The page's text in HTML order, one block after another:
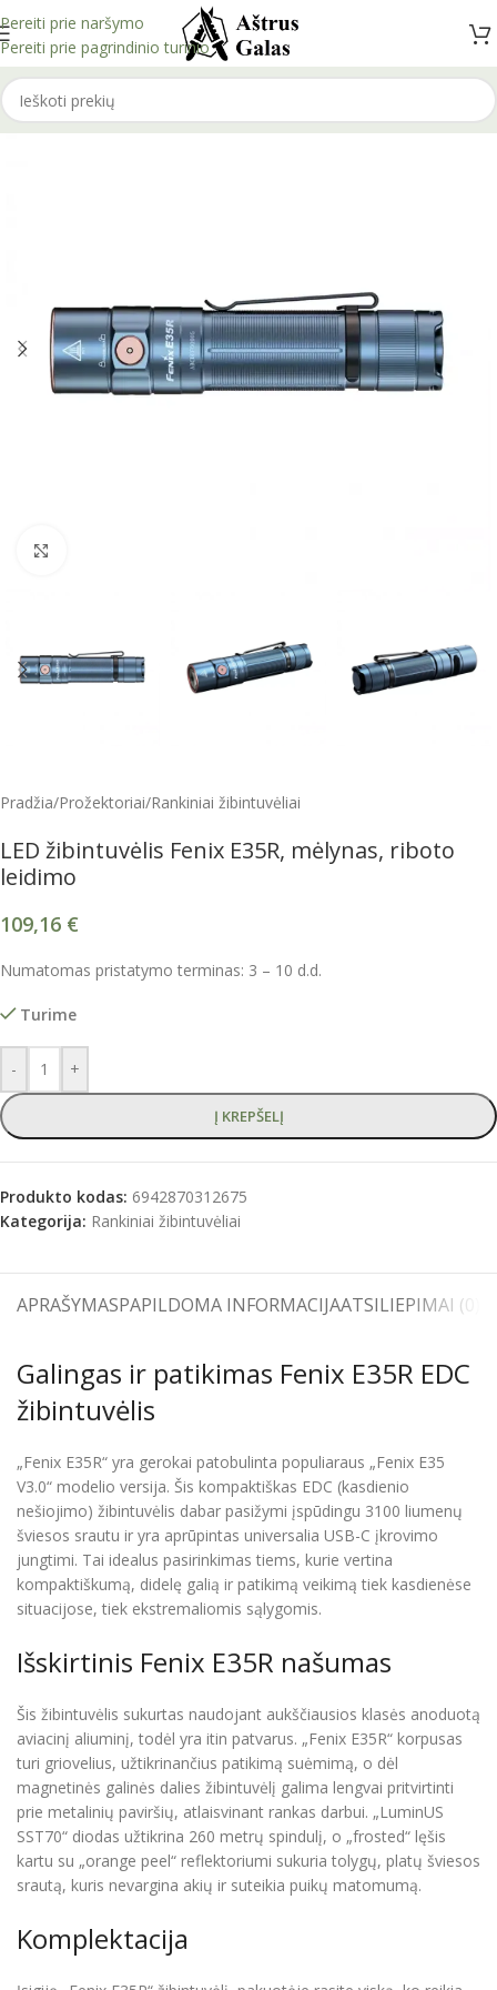
Pereiti prie naršymo
Pereiti prie pagrindinio turinio
Pradžia/Prožektoriai/Rankiniai žibintuvėliai
LED žibintuvėlis Fenix E35R, mėlynas, riboto
leidimo
109,16 €
Numatomas pristatymo terminas: 3 – 10 d.d.
Turime
- +
Į KREPŠELĮ
Produkto kodas: 6942870312675
Kategorija: Rankiniai žibintuvėliai
APRAŠYMASPAPILDOMA INFORMACIJAATSILIEPIMAI (0)
Galingas ir patikimas Fenix E35R EDC
žibintuvėlis
„Fenix E35R“ yra gerokai patobulinta populiaraus „Fenix E35
V3.0“ modelio versija. Šis kompaktiškas EDC (kasdienio
nešiojimo) žibintuvėlis dabar pasižymi įspūdingu 3100 liumenų
šviesos srautu ir yra aprūpintas universalia USB-C įkrovimo
jungtimi. Tai idealus pasirinkimas tiems, kurie vertina
kompaktiškumą, didelę galią ir patikimą veikimą tiek kasdienėse
situacijose, tiek ekstremaliomis sąlygomis.
Išskirtinis Fenix E35R našumas
Šis žibintuvėlis sukurtas naudojant aukščiausios klasės anoduotą
aviacinį aliuminį, todėl yra itin patvarus. „Fenix E35R“ korpusas
turi griovelius, užtikrinančius patikimą suėmimą, o dėl
magnetinės galinės dalies žibintuvėlį galima lengvai pritvirtinti
prie metalinių paviršių, atlaisvinant rankas darbui. „LuminUS
SST70“ diodas užtikrina 260 metrų spindulį, o „frosted“ lęšis
kartu su „orange peel“ reflektoriumi sukuria tolygų, platų šviesos
srautą, kuris nevargina akių ir suteikia puikų matomumą.
Komplektacija